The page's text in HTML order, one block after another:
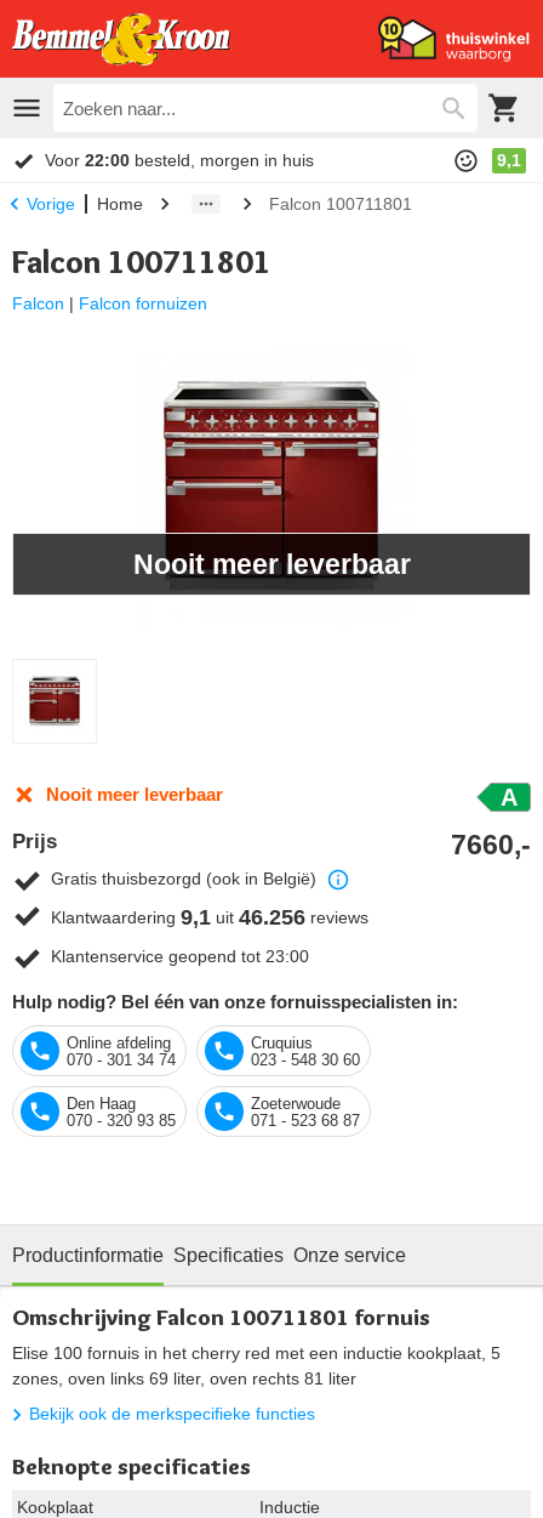
Voor 22:00 besteld, morgen in huis 9,1
Vorige Home Falcon 100711801
Falcon 100711801
Falcon | Falcon fornuizen
Nooit meer leverbaar
Nooit meer leverbaar A
Prijs 7660,-
Gratis thuisbezorgd (ook in België)
Klantwaardering 9,1 uit 46.256 reviews
Klantenservice geopend tot 23:00
Hulp nodig? Bel één van onze fornuisspecialisten in:
Online afdeling
070 - 301 34 74
Cruquius
023 - 548 30 60
Den Haag
070 - 320 93 85
Zoeterwoude
071 - 523 68 87
Productinformatie Specificaties Onze service
Omschrijving Falcon 100711801 fornuis
Elise 100 fornuis in het cherry red met een inductie kookplaat, 5
zones, oven links 69 liter, oven rechts 81 liter
Bekijk ook de merkspecifieke functies
Beknopte specificaties
Kookplaat
Inductie